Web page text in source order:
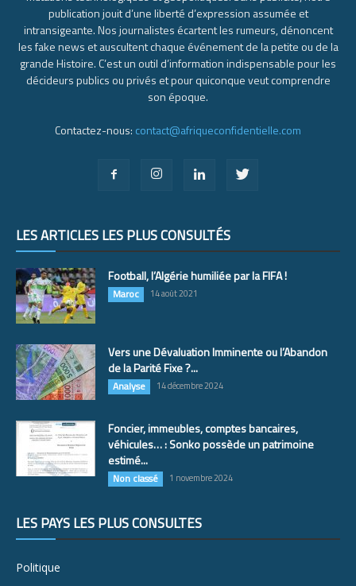
publication jouit d’une liberté d’expression assumée et
intransigeante. Nos journalistes écartent les rumeurs, dénoncent
les fake news et auscultent chaque événement de la petite ou de la
grande Histoire. C’est un outil d’information indispensable pour les
décideurs publics ou privés et pour quiconque veut comprendre
son époque.
Contactez-nous: contact@afriqueconfidentielle.com
LES ARTICLES LES PLUS CONSULTÉS
Football, l’Algérie humiliée par la FIFA !
Maroc 14 août 2021
Vers une Dévaluation Imminente ou l’Abandon
de la Parité Fixe ?...
Analyse 14 décembre 2024
Foncier, immeubles, comptes bancaires,
véhicules… : Sonko possède un patrimoine
estimé...
Non classé 1 novembre 2024
LES PAYS LES PLUS CONSULTÉS
Politique